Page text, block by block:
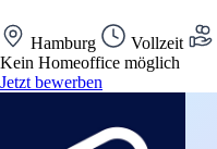
Hamburg Vollzeit
Kein Homeoffice möglich
Jetzt bewerben